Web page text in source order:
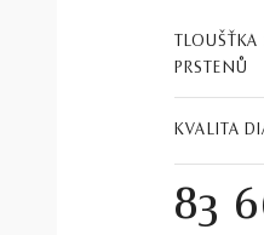
PRSTENŮ
KVALITA
83